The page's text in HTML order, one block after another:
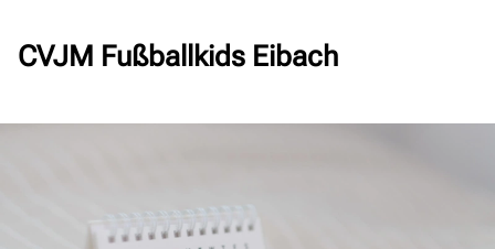
CVJM Fußballkids Eibach